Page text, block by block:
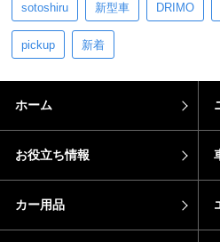
sotoshiru 新型車 DRIMO
pickup 新着
ホーム
お役立ち情報
カー用品